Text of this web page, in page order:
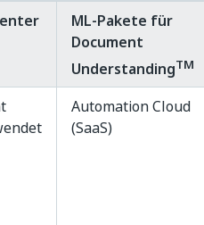
ML-Pakete für
Document
UnderstandingTM
Automation Cloud
(SaaS)